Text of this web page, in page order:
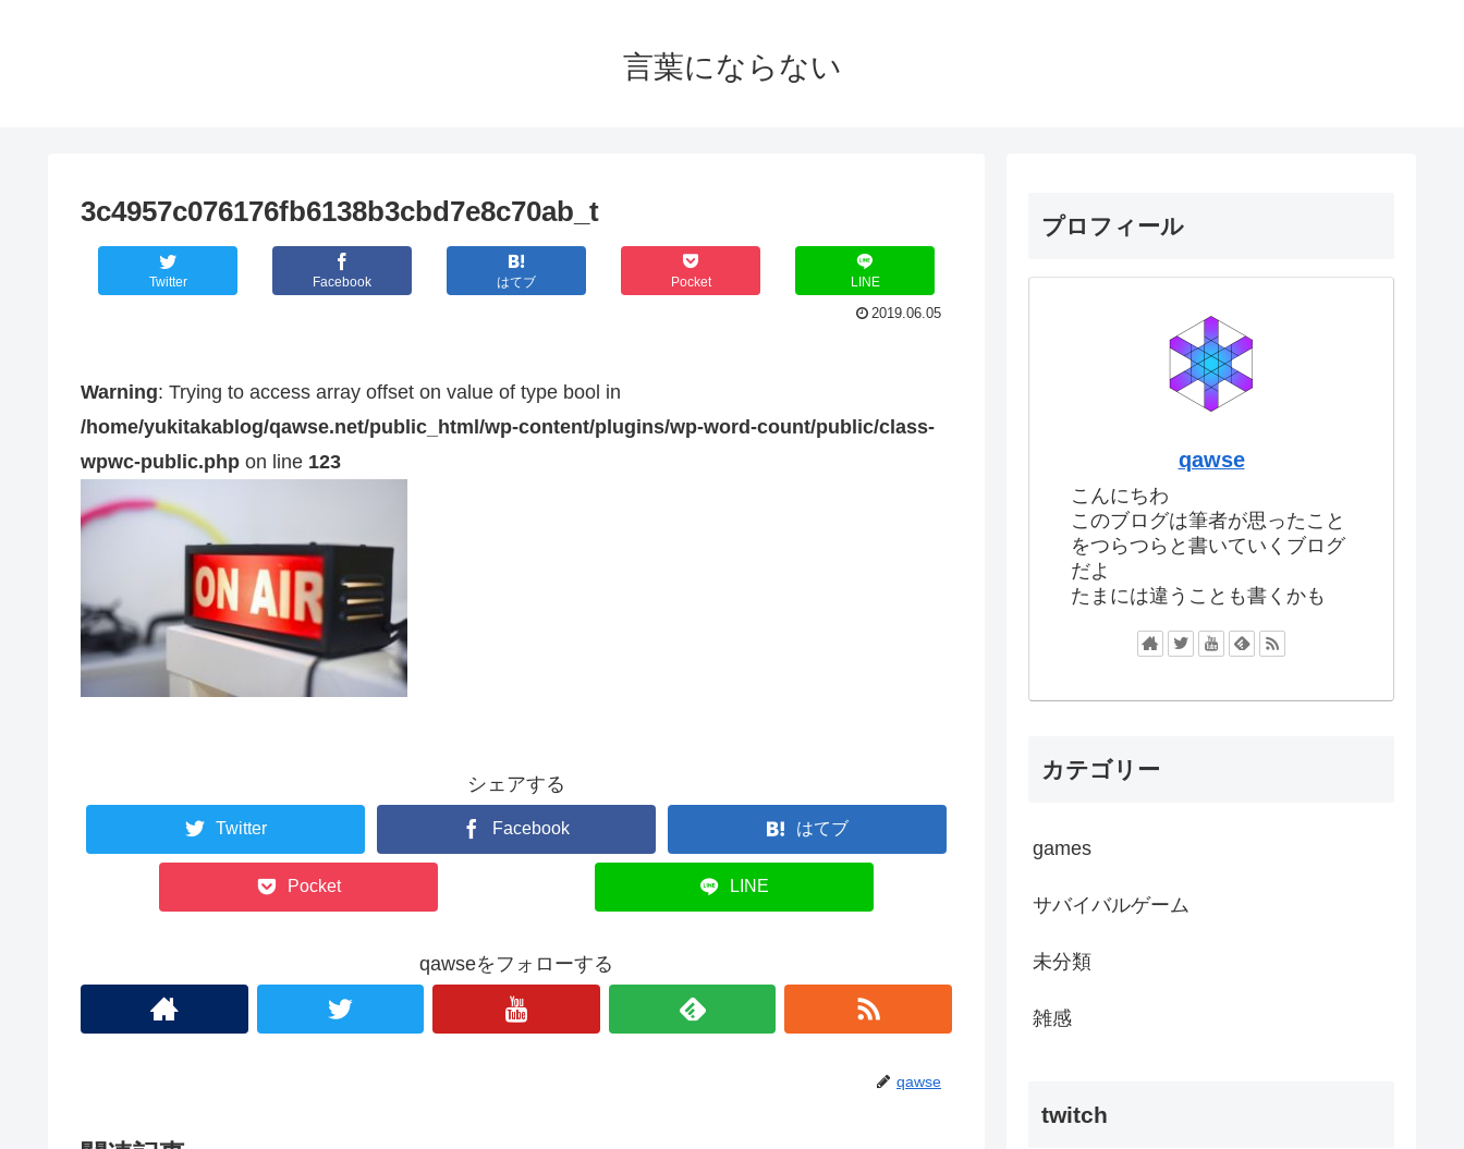
言葉にならない
3c4957c076176fb6138b3cbd7e8c70ab_t
Twitter Facebook はてブ Pocket LINE
2019.06.05
Warning: Trying to access array offset on value of type bool in
/home/yukitakablog/qawse.net/public_html/wp-content/plugins/wp-word-count/public/class-
wpwc-public.php on line 123
シェアする
Twitter Facebook はてブ
Pocket LINE
qawseをフォローする
qawse
プロフィール
qawse
こんにちわ
このブログは筆者が思ったこと
をつらつらと書いていくブログ
だよ
たまには違うことも書くかも
カテゴリー
games
サバイバルゲーム
未分類
雑感
twitch